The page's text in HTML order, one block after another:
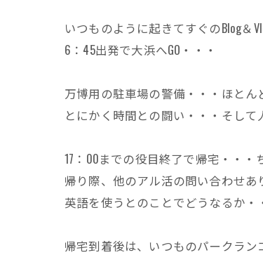
いつものように起きてすぐのBlog＆
6：45出発で大浜へGO・・・
万博用の駐車場の警備・・・ほと
とにかく時間との闘い・・・そし
17：00までの役目終了で帰宅・・
帰り際、他のアル活の問い合わせ
英語を使うとのことでどうなるか・
帰宅到着後は、いつものパークラン